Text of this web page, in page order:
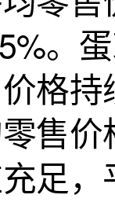
。
格持
售价
足，